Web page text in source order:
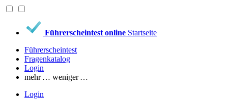
Führerscheintest online Startseite
Führerscheintest
Fragenkatalog
Login
mehr … weniger …
Login